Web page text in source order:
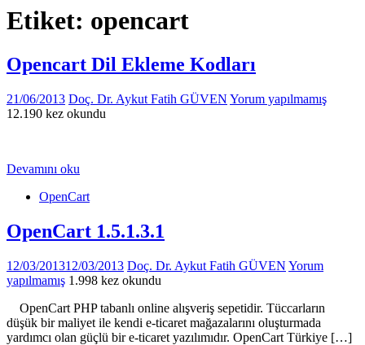
Etiket: opencart
Opencart Dil Ekleme Kodları
21/06/2013 Doç. Dr. Aykut Fatih GÜVEN Yorum yapılmamış
12.190 kez okundu
Devamını oku
OpenCart
OpenCart 1.5.1.3.1
12/03/201312/03/2013 Doç. Dr. Aykut Fatih GÜVEN Yorum
yapılmamış 1.998 kez okundu
OpenCart PHP tabanlı online alışveriş sepetidir. Tüccarların
düşük bir maliyet ile kendi e-ticaret mağazalarını oluşturmada
yardımcı olan güçlü bir e-ticaret yazılımıdır. OpenCart Türkiye […]